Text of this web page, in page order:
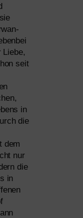
Liebe,
seit
in
die
dem
nur
die
in